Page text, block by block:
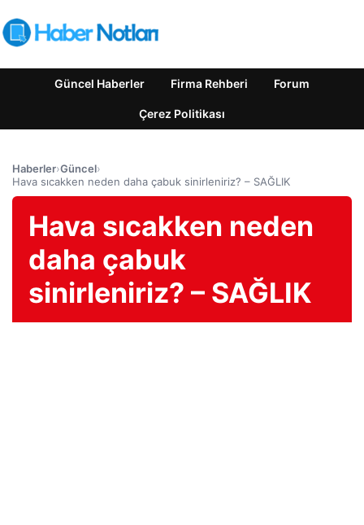
Güncel Haberler Firma Rehberi Forum
Çerez Politikası
Haberler›Güncel›
Hava sıcakken neden daha çabuk sinirleniriz? – SAĞLIK
Hava sıcakken neden
daha çabuk
sinirleniriz? – SAĞLIK